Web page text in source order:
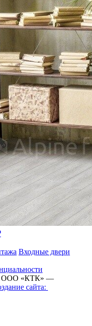
Входные двери
ООО «КТК» —
сайта: